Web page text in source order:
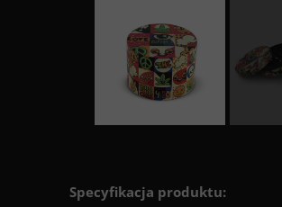
Specyfikacja produktu: